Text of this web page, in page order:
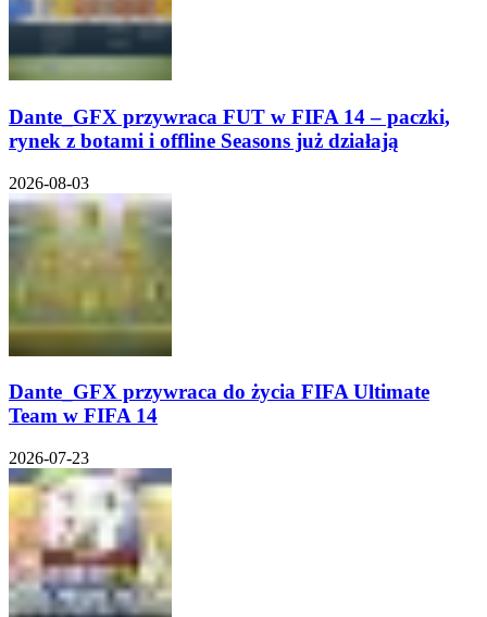
Dante_GFX przywraca FUT w FIFA 14 – paczki,
rynek z botami i offline Seasons już działają
2026-08-03
Dante_GFX przywraca do życia FIFA Ultimate
Team w FIFA 14
2026-07-23